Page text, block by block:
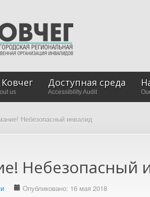
us
Доступная среда
Accessibility Audit
Небезопасный инвалид
Небезопасный
Опубликовано: 16 мая 2018